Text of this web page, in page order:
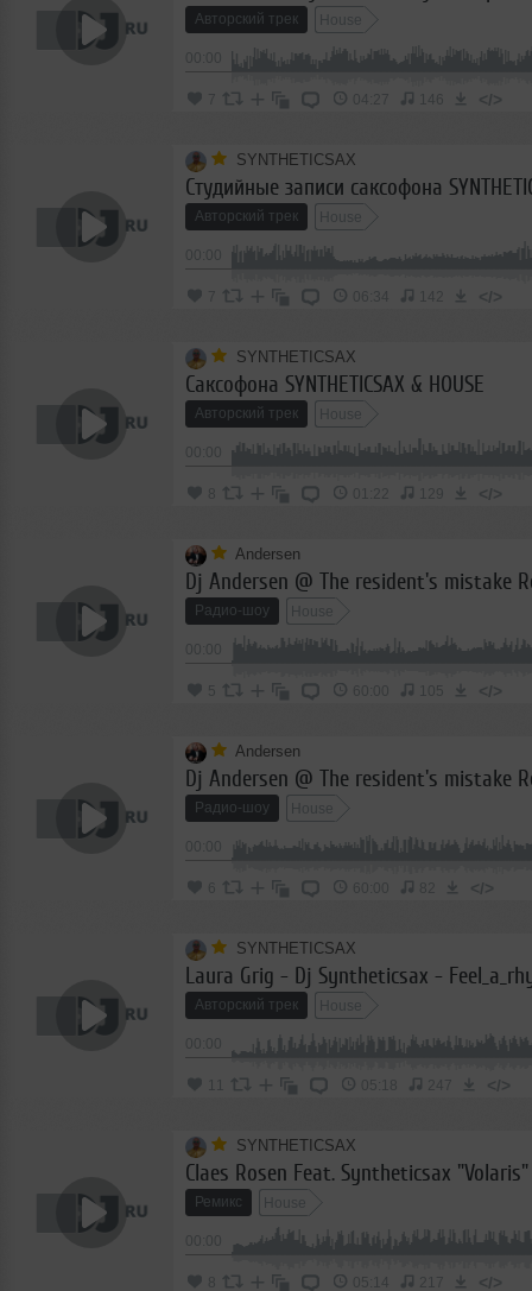
Авторский трек House
7 04:27 146 </>
SYNTHETICSAX
Авторский трек House
7 06:34 142 </>
SYNTHETICSAX
Саксофона SYNTHETICSAX & HOUSE
Авторский трек House
01:22 129 </>
Andersen
Радио-шоу House
5 60:00 105 </>
Andersen
Радио-шоу House
6 60:00 82 </>
SYNTHETICSAX
Laura Grig - Dj Syntheticsax -
Авторский трек House
05:18 247 </>
SYNTHETICSAX
Claes Rosen Feat. Syntheticsax "Volaris"
Ремикс House
05:14 217 </>